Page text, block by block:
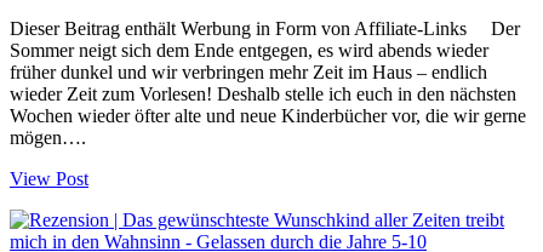
Dieser Beitrag enthält Werbung in Form von Affiliate-Links Der
Sommer neigt sich dem Ende entgegen, es wird abends wieder
früher dunkel und wir verbringen mehr Zeit im Haus – endlich
wieder Zeit zum Vorlesen! Deshalb stelle ich euch in den nächsten
Wochen wieder öfter alte und neue Kinderbücher vor, die wir gerne
mögen….
View Post